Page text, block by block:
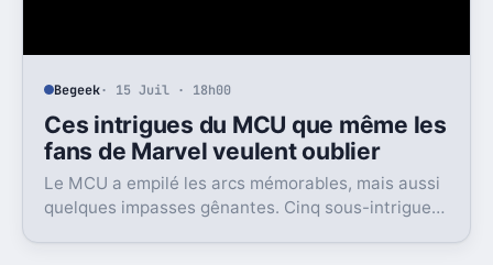
Begeek· 15 Juil · 18h00
Ces intrigues du MCU que même les
fans de Marvel veulent oublier
Le MCU a empilé les arcs mémorables, mais aussi
quelques impasses gênantes. Cinq sous-intrigues